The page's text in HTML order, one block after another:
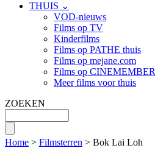
THUIS ⌄
VOD-nieuws
Films op TV
Kinderfilms
Films op PATHE thuis
Films op mejane.com
Films op CINEMEMBER
Meer films voor thuis
ZOEKEN
Home > Filmsterren > Bok Lai Loh